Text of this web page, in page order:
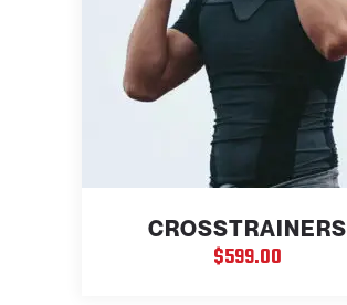
CROSSTRAINERS
$599.00